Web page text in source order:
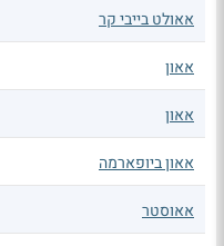
אאולט בייבי קר
אאון
אאון
אאון ביופארמה
אאוסטר